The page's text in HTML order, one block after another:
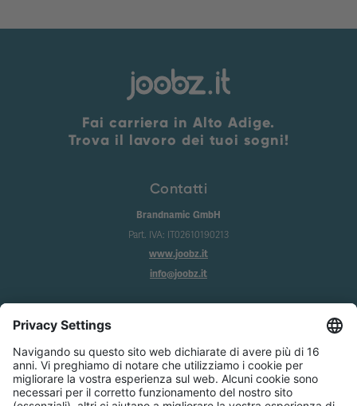
Fai carriera in Alto Adige.
Trova il lavoro dei tuoi sogni!
Contatti
Brandnamic GmbH
Part. IVA: IT02610190213
www.joobz.it
info@joobz.it
Privacy
Condizioni generali
Impostazione dei cookie